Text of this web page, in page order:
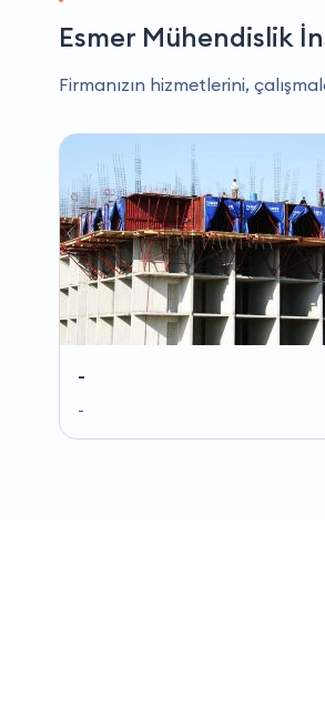
Esmer Mühendislik
Firmanızın hizmetlerini,
-
-